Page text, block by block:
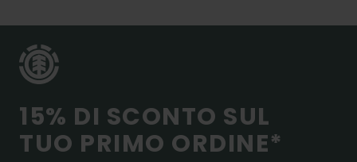
15% DI SCONTO SUL
TUO PRIMO ORDINE*